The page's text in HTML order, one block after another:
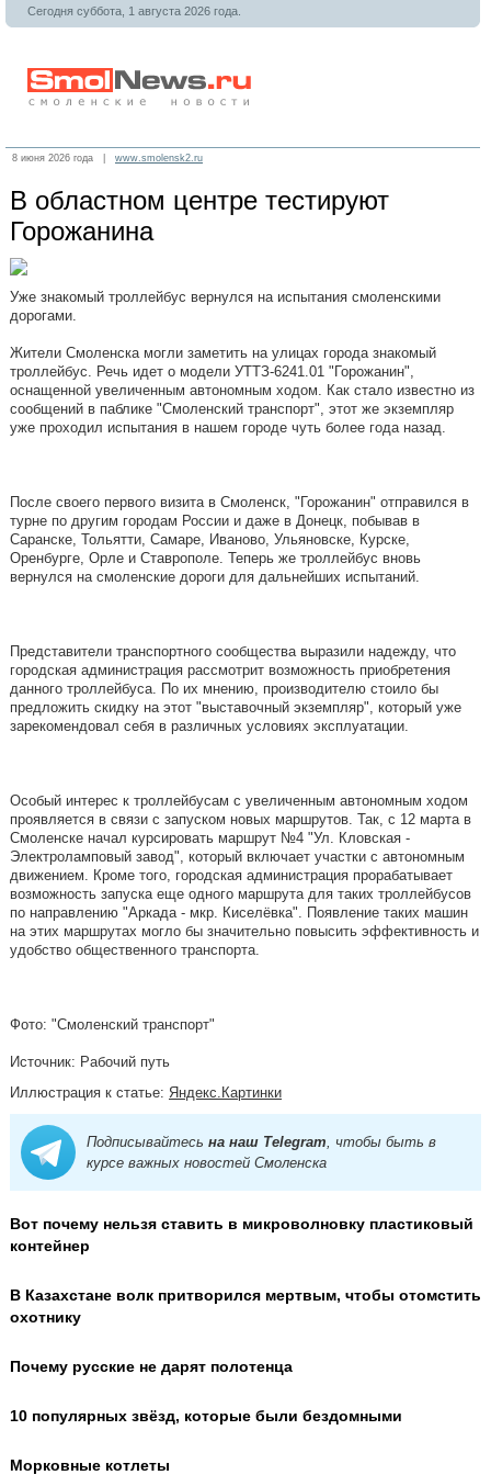
Сегодня суббота, 1 августа 2026 года.
8 июня 2026 года | www.smolensk2.ru
В областном центре тестируют
Горожанина
Уже знакомый троллейбус вернулся на испытания смоленскими
дорогами.
Жители Смоленска могли заметить на улицах города знакомый
троллейбус. Речь идет о модели УТТЗ-6241.01 "Горожанин",
оснащенной увеличенным автономным ходом. Как стало известно из
сообщений в паблике "Смоленский транспорт", этот же экземпляр
уже проходил испытания в нашем городе чуть более года назад.
После своего первого визита в Смоленск, "Горожанин" отправился в
турне по другим городам России и даже в Донецк, побывав в
Саранске, Тольятти, Самаре, Иваново, Ульяновске, Курске,
Оренбурге, Орле и Ставрополе. Теперь же троллейбус вновь
вернулся на смоленские дороги для дальнейших испытаний.
Представители транспортного сообщества выразили надежду, что
городская администрация рассмотрит возможность приобретения
данного троллейбуса. По их мнению, производителю стоило бы
предложить скидку на этот "выставочный экземпляр", который уже
зарекомендовал себя в различных условиях эксплуатации.
Особый интерес к троллейбусам с увеличенным автономным ходом
проявляется в связи с запуском новых маршрутов. Так, с 12 марта в
Смоленске начал курсировать маршрут №4 "Ул. Кловская -
Электроламповый завод", который включает участки с автономным
движением. Кроме того, городская администрация прорабатывает
возможность запуска еще одного маршрута для таких троллейбусов
по направлению "Аркада - мкр. Киселёвка". Появление таких машин
на этих маршрутах могло бы значительно повысить эффективность и
удобство общественного транспорта.
Фото: "Смоленский транспорт"
Источник: Рабочий путь
Иллюстрация к статье: Яндекс.Картинки
Подписывайтесь на наш Telegram, чтобы быть в
курсе важных новостей Смоленска
Вот почему нельзя ставить в микроволновку пластиковый
контейнер
В Казахстане волк притворился мертвым, чтобы отомстить
охотнику
Почему русские не дарят полотенца
10 популярных звёзд, которые были бездомными
Морковные котлеты